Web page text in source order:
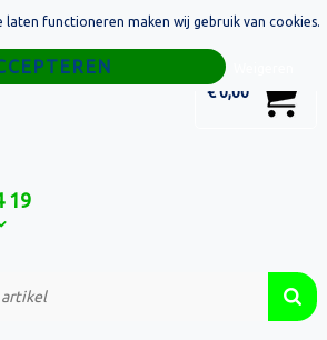
€ 0,00
19
laten functioneren maken wij gebruik van cookies.